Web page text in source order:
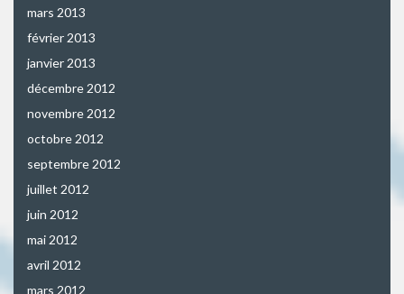
mars 2013
février 2013
janvier 2013
décembre 2012
novembre 2012
octobre 2012
septembre 2012
juillet 2012
juin 2012
mai 2012
avril 2012
mars 2012